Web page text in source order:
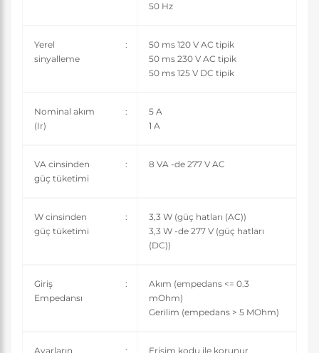
50 Hz
Yerel
sinyalleme
:
50 ms 120 V AC tipik
50 ms 230 V AC tipik
50 ms 125 V DC tipik
Nominal akım
(Ir)
:
5 A
1 A
VA cinsinden
güç tüketimi
: 8 VA -de 277 V AC
W cinsinden
güç tüketimi
:
3,3 W (güç hatları (AC))
3,3 W -de 277 V (güç hatları
(DC))
Giriş
Empedansı
:
Akım (empedans <= 0.3
mOhm)
Gerilim (empedans > 5 MOhm)
Ayarların
: Erişim kodu ile korunur